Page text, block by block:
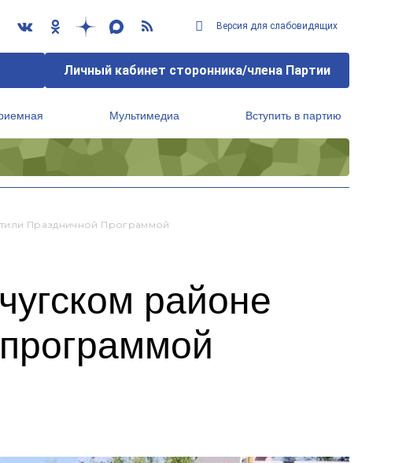
Версия для слабовидящих
Личный кабинет сторонника/члена Партии
Мультимедиа Вступить в партию
Праздничной Программой
районе